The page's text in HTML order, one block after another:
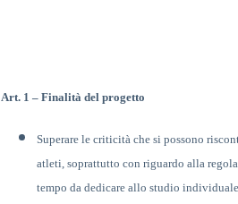
Art. 1 – Finalità del progetto
Superare le criticità che si possono
atleti, soprattutto con riguardo alla
tempo da dedicare allo studio